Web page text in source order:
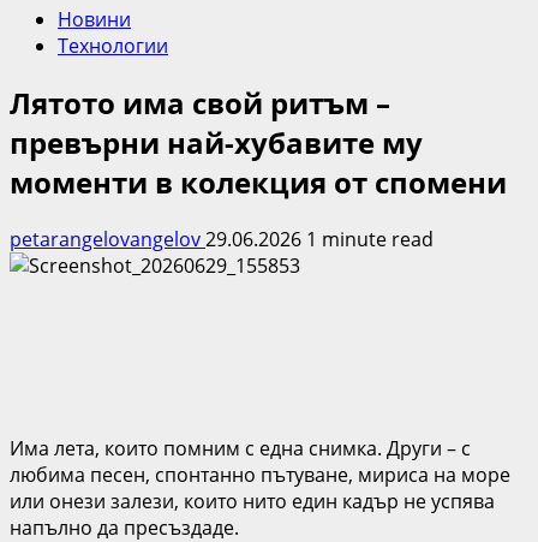
Новини
Технологии
Лятото има свой ритъм –
превърни най-хубавите му
моменти в колекция от спомени
petarangelovangelov29.06.2026 1 minute read
Има лета, които помним с една снимка. Други – с
любима песен, спонтанно пътуване, мириса на море
или онези залези, които нито един кадър не успява
напълно да пресъздаде.